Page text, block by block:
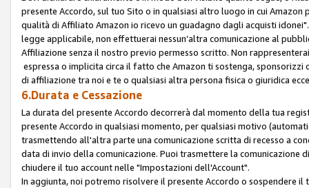
presente Accordo, sul tuo Sito o in qualsiasi altro luogo in cui
qualità di Affiliato Amazon io ricevo un guadagno dagli acquisti
legge applicabile, non effettuerai nessun’altra comunicazione al
Affiliazione senza il nostro previo permesso scritto. Non
espressa o implicita circa il fatto che Amazon ti sostenga,
di affiliazione tra noi e te o qualsiasi altra persona fisica o giuridica
6.Durata e Cessazione
La durata del presente Accordo decorrerà dal momento della tua
presente Accordo in qualsiasi momento, per qualsiasi motivo
trasmettendo all'altra parte una comunicazione scritta di recesso a
data di invio della comunicazione. Puoi trasmettere la
chiudere il tuo account nelle "Impostazioni dell'Account".
In aggiunta, noi potremo risolvere il presente Accordo o sospendere